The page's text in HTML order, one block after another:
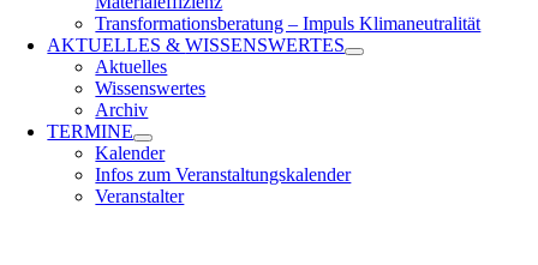
Transformationsberatung – Impuls Klimaneutralität
AKTUELLES &WISSENSWERTES
Aktuelles
Wissenswertes
Archiv
TERMINE
Kalender
Infos zum Veranstaltungskalender
Veranstalter